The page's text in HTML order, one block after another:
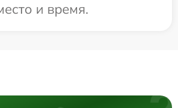
и время.